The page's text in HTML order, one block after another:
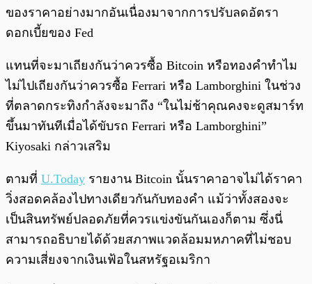
ของราคาอย่างมากอันเนื่องมาจากการปรับลดอัตรา
ดอกเบี้ยของ Fed
แทนที่จะมาเถียงกันว่าควรซื้อ Bitcoin หรือทองคำทำไม
ไม่ไปเถียงกันว่าควรซื้อ Ferrari หรือ Lamborghini ในช่วง
ที่ตลาดกระทิงกำลังจะมาถึง “ในไม่ช้าคุณคงจะดูสมาร์ท
ขึ้นมาทันทีเมื่อได้ขับรถ Ferrari หรือ Lamborghini”
Kiyosaki กล่าวเสริม
ตามที่ U.Today รายงาน Bitcoin นั้นราคาอาจไม่ได้ราคา
วิ่งสอดคล้องไปทางเดียวกันกับทองคำ แม้ว่าทั้งสองจะ
เป็นสินทรัพย์ปลอดภัยที่ควรแข่งขันกันเองก็ตาม ซึ่งนี่
สามารถอธิบายได้ด้วยสภาพแวดล้อมมหภาคที่ไม่ชอบ
ความเสี่ยงจากเงินเฟ้อในสหรัฐอเมริกา